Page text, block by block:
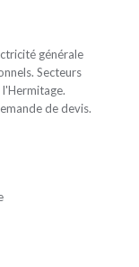
générale
Secteurs
de devis.